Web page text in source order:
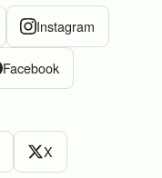
Instagram
Facebook
X